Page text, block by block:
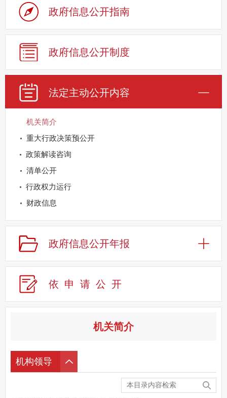
政府信息公开指南
政府信息公开制度
法定主动公开内容
机关简介
重大行政决策预公开
政策解读咨询
清单公开
行政权力运行
财政信息
重点领域公开
规划信息
建议提案办理
公务员及事业单位招录
应急管理
回应关切
政府信息公开年报
依申请公 开
机关简介
机构领导